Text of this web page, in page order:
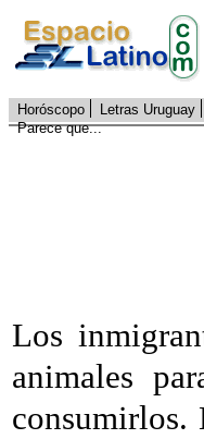
Horóscopo Letras Uruguay
Parece que...
Los
animales
consumirlos.